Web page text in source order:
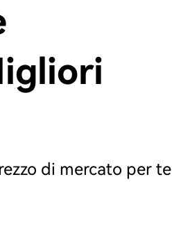
di mercato per te